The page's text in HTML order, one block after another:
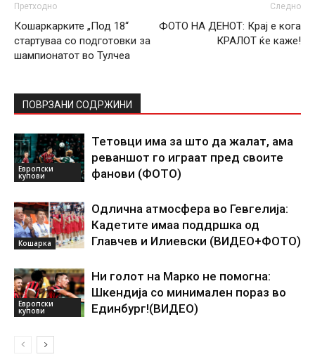
Претходно
Кошаркарките „Под 18“
стартуваа со подготовки за
шампионатот во Тулчеа
Следно
ФОТО НА ДЕНОТ: Крај е кога
КРАЛОТ ќе каже!
ПОВРЗАНИ СОДРЖИНИ
Европски
купови
Тетовци има за што да жалат, ама
реваншот го играат пред своите
фанови (ФОТО)
Кошарка
Одлична атмосфера во Гевгелија:
Кадетите имаа поддршка од
Главчев и Илиевски (ВИДЕО+ФОТО)
Европски
купови
Ни голот на Марко не помогна:
Шкендија со минимален пораз во
Единбург!(ВИДЕО)